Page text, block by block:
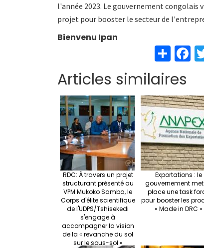
l'année 2023. Le gouvernement congolais
projet pour booster le secteur de
Bienvenu Ipan
S
h
ar
e o
o
k
Articles similaires
RDC: À travers un projet
structurant présenté au
VPM Mukoko Samba, le
Corps d'élite scientifique
de l'UDPS/Tshisekedi
s'engage à
accompagner la vision
de la « revanche du sol
sur le sous-sol »
Exportations : le
gouvernement met
place une task
pour booster les
« Made in DRC »